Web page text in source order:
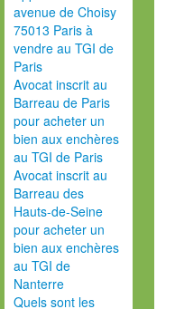
avenue de Choisy
75013 Paris à
vendre au TGI de
Paris
Avocat inscrit au
Barreau de Paris
pour acheter un
bien aux enchères
au TGI de Paris
Avocat inscrit au
Barreau des
Hauts-de-Seine
pour acheter un
bien aux enchères
au TGI de
Nanterre
Quels sont les